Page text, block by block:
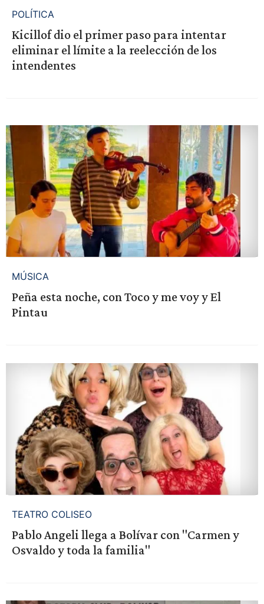
POLÍTICA
Kicillof dio el primer paso para intentar
eliminar el límite a la reelección de los
intendentes
MÚSICA
Peña esta noche, con Toco y me voy y El
Pintau
TEATRO COLISEO
Pablo Angeli llega a Bolívar con "Carmen y
Osvaldo y toda la familia"